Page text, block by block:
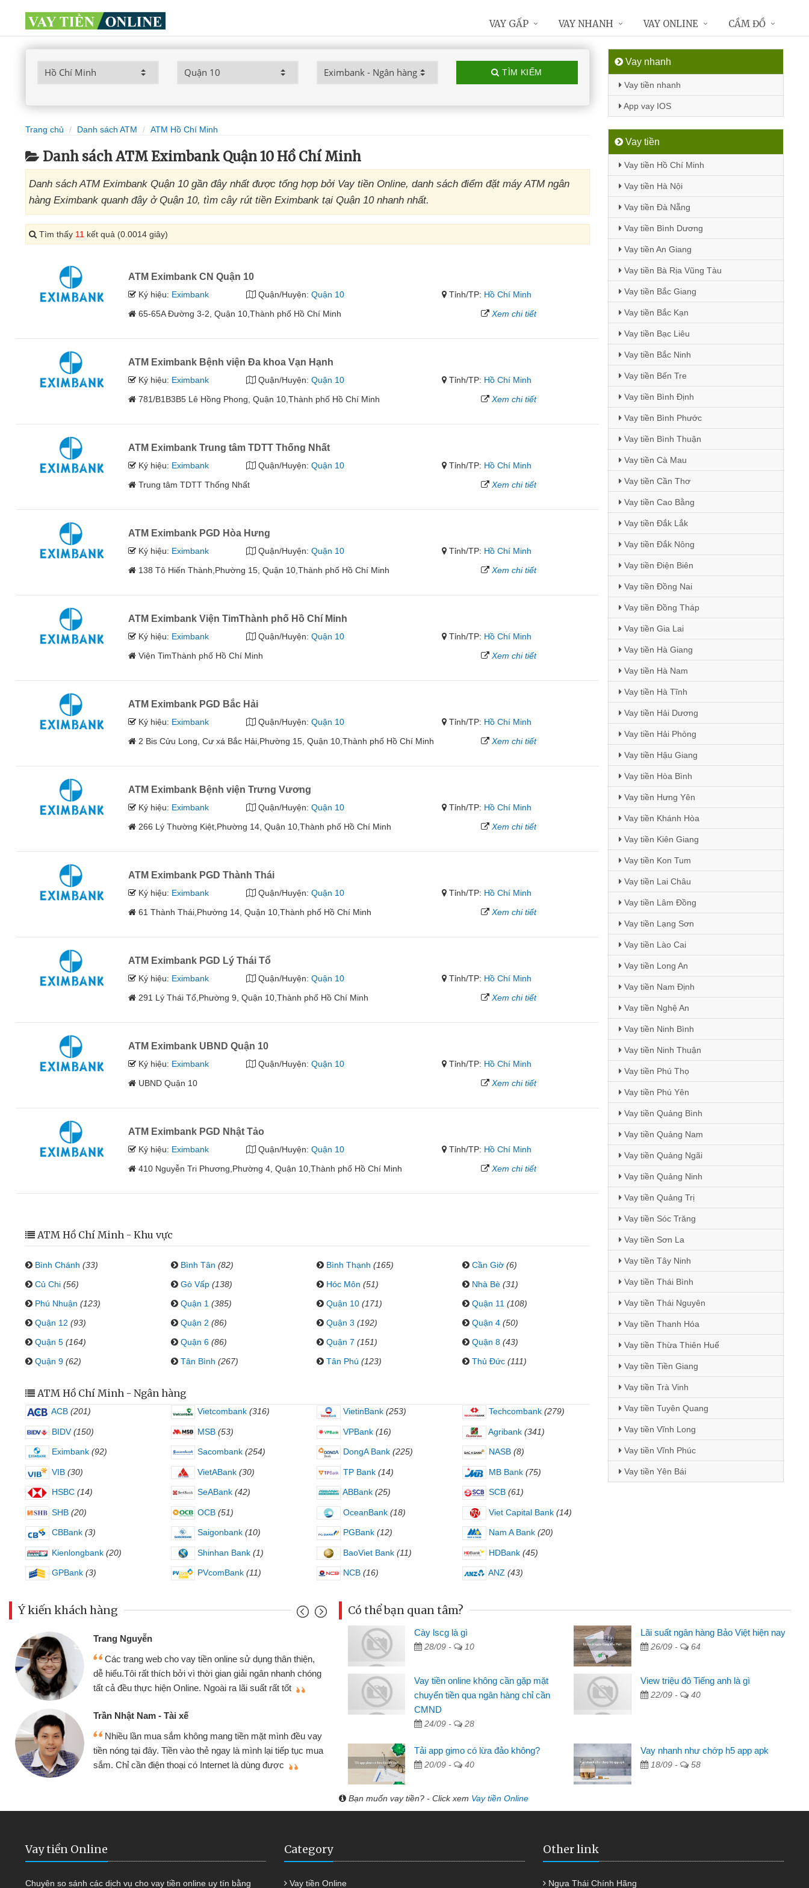
TÌM KIẾM
Trang chủ Danh sách ATM ATM Hồ Chí Minh
Danh sách ATM Eximbank Quận 10 Hồ Chí Minh
Danh sách ATM Eximbank Quận 10 gần đây nhất được tổng hợp bởi Vay tiền Online, danh sách điểm đặt máy ATM ngân
hàng Eximbank quanh đây ở Quận 10, tìm cây rút tiền Eximbank tại Quận 10 nhanh nhất.
Tìm thấy 11 kết quả (0.0014 giây)
ATM Eximbank CN Quận 10
Ký hiệu: Eximbank Quận/Huyện: Quận 10 Tỉnh/TP: Hồ Chí Minh
65-65A Đường 3-2, Quận 10,Thành phố Hồ Chí Minh
Xem chi tiết
ATM Eximbank Bệnh viện Đa khoa Vạn Hạnh
Ký hiệu: Eximbank Quận/Huyện: Quận 10 Tỉnh/TP: Hồ Chí Minh
781/B1B3B5 Lê Hồng Phong, Quận 10,Thành phố Hồ Chí Minh
Xem chi tiết
ATM Eximbank Trung tâm TDTT Thống Nhất
Ký hiệu: Eximbank Quận/Huyện: Quận 10 Tỉnh/TP: Hồ Chí Minh
Trung tâm TDTT Thống Nhất
Xem chi tiết
ATM Eximbank PGD Hòa Hưng
Ký hiệu: Eximbank Quận/Huyện: Quận 10 Tỉnh/TP: Hồ Chí Minh
138 Tô Hiến Thành,Phường 15, Quận 10,Thành phố Hồ Chí Minh
Xem chi tiết
ATM Eximbank Viện TimThành phố Hồ Chí Minh
Ký hiệu: Eximbank Quận/Huyện: Quận 10 Tỉnh/TP: Hồ Chí Minh
Viện TimThành phố Hồ Chí Minh
Xem chi tiết
ATM Eximbank PGD Bắc Hải
Ký hiệu: Eximbank Quận/Huyện: Quận 10 Tỉnh/TP: Hồ Chí Minh
2 Bis Cửu Long, Cư xá Bắc Hải,Phường 15, Quận 10,Thành phố Hồ Chí Minh
Xem chi tiết
ATM Eximbank Bệnh viện Trưng Vương
Ký hiệu: Eximbank Quận/Huyện: Quận 10 Tỉnh/TP: Hồ Chí Minh
266 Lý Thường Kiệt,Phường 14, Quận 10,Thành phố Hồ Chí Minh
Xem chi tiết
ATM Eximbank PGD Thành Thái
Ký hiệu: Eximbank Quận/Huyện: Quận 10 Tỉnh/TP: Hồ Chí Minh
61 Thành Thái,Phường 14, Quận 10,Thành phố Hồ Chí Minh
Xem chi tiết
ATM Eximbank PGD Lý Thái Tổ
Ký hiệu: Eximbank Quận/Huyện: Quận 10 Tỉnh/TP: Hồ Chí Minh
291 Lý Thái Tổ,Phường 9, Quận 10,Thành phố Hồ Chí Minh
Xem chi tiết
ATM Eximbank UBND Quận 10
Ký hiệu: Eximbank Quận/Huyện: Quận 10 Tỉnh/TP: Hồ Chí Minh
UBND Quận 10
Xem chi tiết
ATM Eximbank PGD Nhật Tảo
Ký hiệu: Eximbank Quận/Huyện: Quận 10 Tỉnh/TP: Hồ Chí Minh
410 Nguyễn Tri Phương,Phường 4, Quận 10,Thành phố Hồ Chí Minh
Xem chi tiết
ATM Hồ Chí Minh - Khu vực
Bình Chánh (33) Bình Tân (82) Bình Thạnh (165) Cần Giờ (6)
Củ Chi (56) Gò Vấp (138) Hóc Môn (51) Nhà Bè (31)
Phú Nhuận (123) Quận 1 (385) Quận 10 (171) Quận 11 (108)
Quận 12 (93) Quận 2 (86) Quận 3 (192) Quận 4 (50)
Quận 5 (164) Quận 6 (86) Quận 7 (151) Quận 8 (43)
Quận 9 (62) Tân Bình (267) Tân Phú (123) Thủ Đức (111)
ATM Hồ Chí Minh - Ngân hàng
ACB (201) Vietcombank (316) VietinBank (253) Techcombank (279)
BIDV (150) MSB (53) VPBank (16) Agribank (341)
Eximbank (92) Sacombank (254) DongA Bank (225) NASB (8)
VIB (30) VietABank (30) TP Bank (14) MB Bank (75)
HSBC (14) SeABank (42) ABBank (25) SCB (61)
SHB (20) OCB (51) OceanBank (18) Viet Capital Bank (14)
CBBank (3) Saigonbank (10) PGBank (12) Nam A Bank (20)
Kienlongbank (20) Shinhan Bank (1) BaoViet Bank (11) HDBank (45)
GPBank (3) PVcomBank (11) NCB (16) ANZ (43)
Vay nhanh
Vay tiền nhanh
App vay IOS
Vay tiền
Vay tiền Hồ Chí Minh
Vay tiền Hà Nội
Vay tiền Đà Nẵng
Vay tiền Bình Dương
Vay tiền An Giang
Vay tiền Bà Rịa Vũng Tàu
Vay tiền Bắc Giang
Vay tiền Bắc Kạn
Vay tiền Bạc Liêu
Vay tiền Bắc Ninh
Vay tiền Bến Tre
Vay tiền Bình Định
Vay tiền Bình Phước
Vay tiền Bình Thuận
Vay tiền Cà Mau
Vay tiền Cần Thơ
Vay tiền Cao Bằng
Vay tiền Đắk Lắk
Vay tiền Đắk Nông
Vay tiền Điện Biên
Vay tiền Đồng Nai
Vay tiền Đồng Tháp
Vay tiền Gia Lai
Vay tiền Hà Giang
Vay tiền Hà Nam
Vay tiền Hà Tĩnh
Vay tiền Hải Dương
Vay tiền Hải Phòng
Vay tiền Hậu Giang
Vay tiền Hòa Bình
Vay tiền Hưng Yên
Vay tiền Khánh Hòa
Vay tiền Kiên Giang
Vay tiền Kon Tum
Vay tiền Lai Châu
Vay tiền Lâm Đồng
Vay tiền Lạng Sơn
Vay tiền Lào Cai
Vay tiền Long An
Vay tiền Nam Định
Vay tiền Nghệ An
Vay tiền Ninh Bình
Vay tiền Ninh Thuận
Vay tiền Phú Thọ
Vay tiền Phú Yên
Vay tiền Quảng Bình
Vay tiền Quảng Nam
Vay tiền Quảng Ngãi
Vay tiền Quảng Ninh
Vay tiền Quảng Trị
Vay tiền Sóc Trăng
Vay tiền Sơn La
Vay tiền Tây Ninh
Vay tiền Thái Bình
Vay tiền Thái Nguyên
Vay tiền Thanh Hóa
Vay tiền Thừa Thiên Huế
Vay tiền Tiền Giang
Vay tiền Trà Vinh
Vay tiền Tuyên Quang
Vay tiền Vĩnh Long
Vay tiền Vĩnh Phúc
Vay tiền Yên Bái
VAY GẤP VAY NHANH VAY ONLINE CẦM ĐỒ
Ý kiến khách hàng
dụng thân thiện,
nhanh chóng
suất rất tốt
mặt mình đều vay
lại tiếp tục mua
được
Mình cần tiền gấp nên định cầm cố chiếc xe wave
nhưng thật may đã có gói vay tiền bằng CMND online
không cần gặp mặt nên rất tiện lợi, sẽ giới thiệu cho bạn
Tôi kinh doanh buôn bán nhỏ lẻ nhiều lúc cần vốn nhập
hàng, nhờ biết đến website qua bạn bè giới thiệu tôi đã giải
quyết được công việc của mình nhanh chóng
Tôi biết đến thông qua quảng cáo trên facebook. Tôi là
sinh viên nên cần đóng tiền nhà, sinh nhật bạn bè, mà đọc
thấy thủ tục nhanh gọn nên tôi quyết định vay
cần có 2 triệu để giải quyết việc riêng, trong 1-2 ngày tôi trả
được thôi. Cảm ơn đã giúp tôi kịp thời và nhanh chóng
Có thể bạn quan tâm?
Cày lscg là gì
28/09 - 10
Lãi suất ngân hàng Bảo Việt hiện nay
26/09 - 64
Vay tiền online không cần gặp mặt
chuyển tiền qua ngân hàng chỉ cần
CMND
24/09 - 28
View triệu đô Tiếng anh là gì
22/09 - 40
Tải app gimo có lừa đảo không?
20/09 - 40
Vay nhanh như chớp h5 app apk
18/09 - 58
Bạn muốn vay tiền? - Click xem Vay tiền Online
Vay tiền Online
Chuyên so sánh các dịch vụ cho vay tiền online uy tín bằng
Category
Vay tiền Online
Other link
Ngựa Thái Chính Hãng